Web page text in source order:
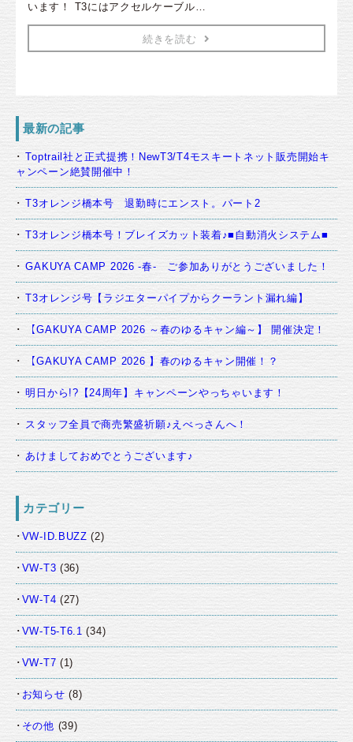
います！ T3にはアクセルケーブル…
続きを読む
最新の記事
Toptrail社と正式提携！NewT3/T4モスキートネット販売開始キ
ャンペーン絶賛開催中！
T3オレンジ橋本号 退勤時にエンスト。パート2
T3オレンジ橋本号！ブレイズカット装着♪■自動消火システム■
GAKUYA CAMP 2026 -春- ご参加ありがとうございました！
T3オレンジ号【ラジエターパイプからクーラント漏れ編】
【GAKUYA CAMP 2026 ～春のゆるキャン編～】 開催決定！
【GAKUYA CAMP 2026 】春のゆるキャン開催！？
明日から!?【24周年】キャンペーンやっちゃいます！
スタッフ全員で商売繁盛祈願♪えべっさんへ！
あけましておめでとうございます♪
カテゴリー
VW-ID.BUZZ (2)
VW-T3 (36)
VW-T4 (27)
VW-T5-T6.1 (34)
VW-T7 (1)
お知らせ (8)
その他 (39)